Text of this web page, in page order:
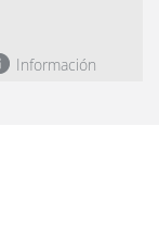
Información